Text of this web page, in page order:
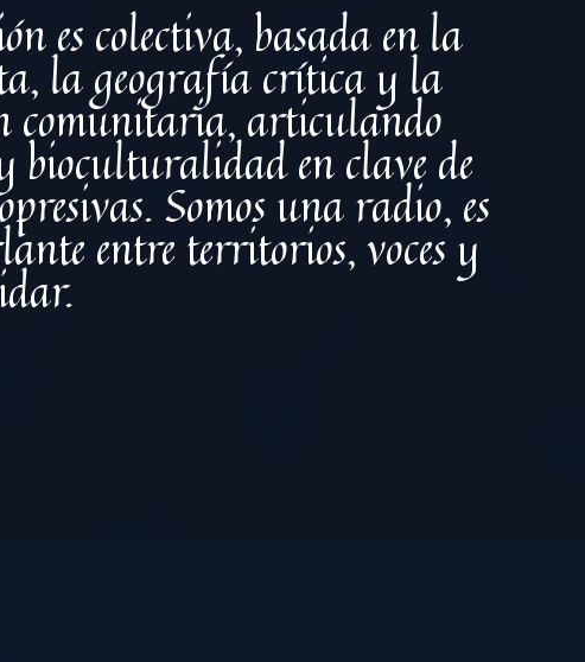
es colectiva, basada en la
la geografía crítica y la
comunitaria, articulando
bioculturalidad en clave de
Somos una radio, es
entre territorios, voces y